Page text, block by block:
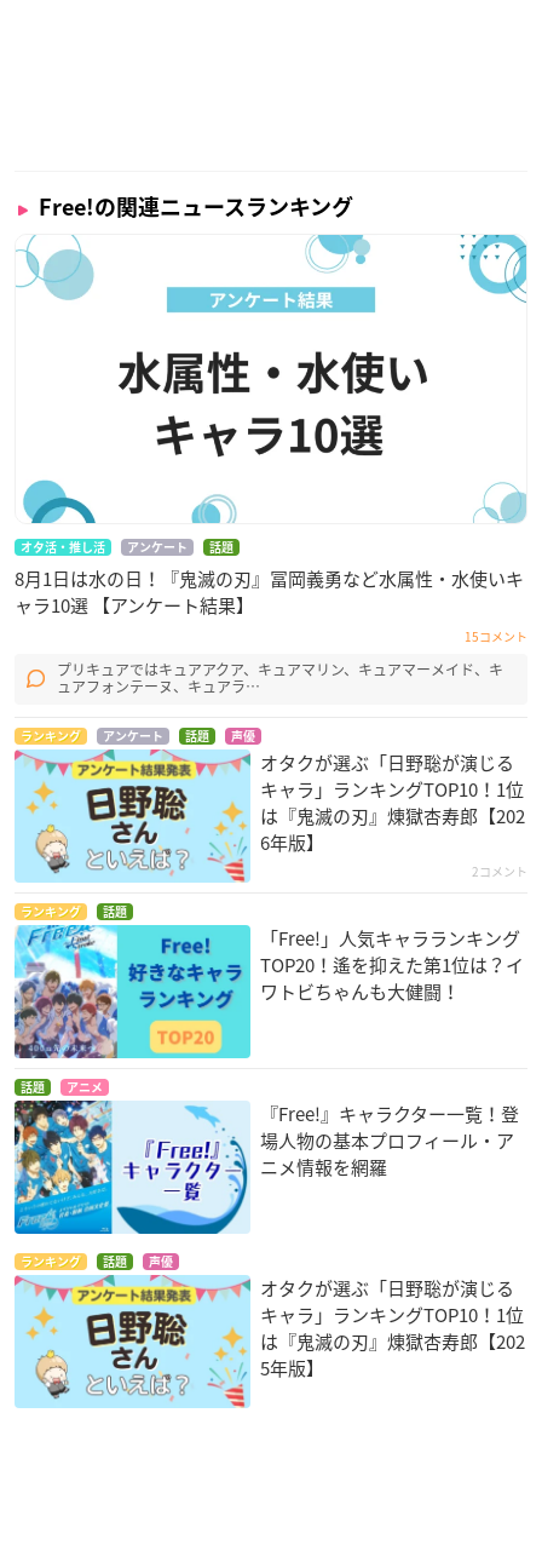
Free!の関連ニュースランキング
オタ活・推し活 アンケート 話題
8月1日は水の日！『鬼滅の刃』冨岡義勇など水属性・水使いキ
ャラ10選 【アンケート結果】
15コメント
プリキュアではキュアアクア、キュアマリン、キュアマーメイド、キ
ュアフォンテーヌ、キュアラ…
ランキング アンケート 話題 声優
オタクが選ぶ「日野聡が演じる
キャラ」ランキングTOP10！1位
は『鬼滅の刃』煉󠄁獄杏寿郎【202
6年版】
2コメント
ランキング 話題
「Free!」人気キャラランキング
TOP20！遙を抑えた第1位は？イ
ワトビちゃんも大健闘！
話題 アニメ
『Free!』キャラクター一覧！登
場人物の基本プロフィール・ア
ニメ情報を網羅
ランキング 話題 声優
オタクが選ぶ「日野聡が演じる
キャラ」ランキングTOP10！1位
は『鬼滅の刃』煉󠄁獄杏寿郎【202
5年版】